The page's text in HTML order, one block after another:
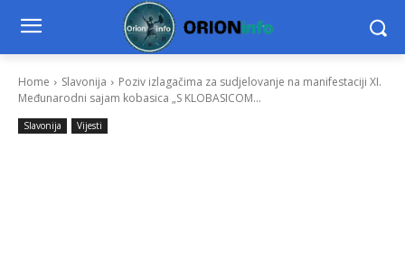
Home Slavonija
Poziv izlagačima za sudjelovanje na manifestaciji XI.
Međunarodni sajam kobasica „S KLOBASICOM...
Slavonija Vijesti